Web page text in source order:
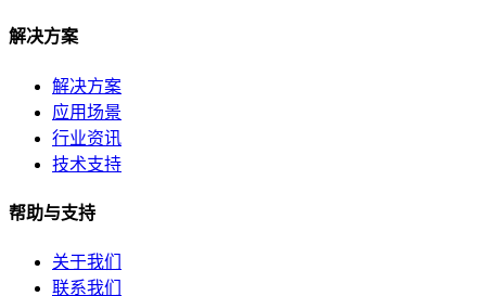
解决方案
解决方案
应用场景
行业资讯
技术支持
帮助与支持
关于我们
联系我们